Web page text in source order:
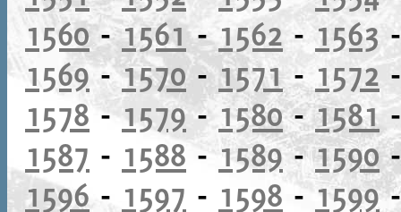
1560-1561-1562-1563
1569-1570-1571- 1572
1578-1579- 1580-1581
1587 - 1588 -1589-1590
1596- 1597 - 1598 - 1599